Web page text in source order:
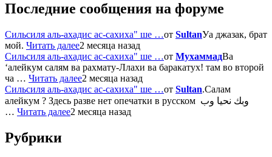
Последние сообщения на форуме
Сильсиля аль-ахадис ас-сахиха" ше …от SultanУа джазак, брат
мой. Читать далее2 месяца назад
Сильсиля аль-ахадис ас-сахиха" ше …от МухаммадВа
‘алейкум салям ва рахмату-Ллахи ва баракатух! там во второй
ча … Читать далее2 месяца назад
Сильсиля аль-ахадис ас-сахиха" ше …от Sultan.Салам
алейкум ? Здесь разве нет опечатки в русском وبك نحيا وب
… Читать далее2 месяца назад
Рубрики